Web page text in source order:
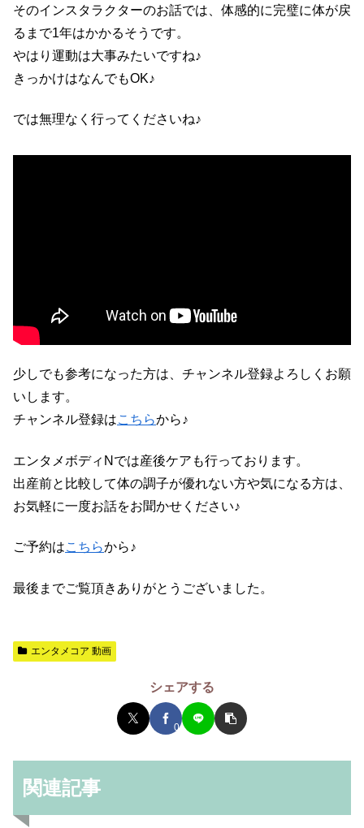
そのインスタラクターのお話では、体感的に完璧に体が戻
るまで1年はかかるそうです。
やはり運動は大事みたいですね♪
きっかけはなんでもOK♪
では無理なく行ってくださいね♪
少しでも参考になった方は、チャンネル登録よろしくお願
いします。
チャンネル登録はこちらから♪
エンタメボディNでは産後ケアも行っております。
出産前と比較して体の調子が優れない方や気になる方は、
お気軽に一度お話をお聞かせください♪
ご予約はこちらから♪
最後までご覧頂きありがとうございました。
エンタメコア 動画
シェアする
0
関連記事